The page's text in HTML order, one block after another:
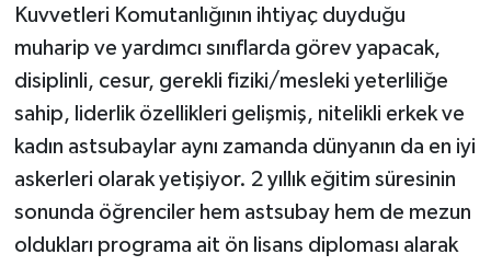
Kuvvetleri Komutanlığının ihtiyaç duyduğu
muharip ve yardımcı sınıflarda görev yapacak,
disiplinli, cesur, gerekli fiziki/mesleki yeterliliğe
sahip, liderlik özellikleri gelişmiş, nitelikli erkek ve
kadın astsubaylar aynı zamanda dünyanın da en iyi
askerleri olarak yetişiyor. 2 yıllık eğitim süresinin
sonunda öğrenciler hem astsubay hem de mezun
oldukları programa ait ön lisans diploması alarak